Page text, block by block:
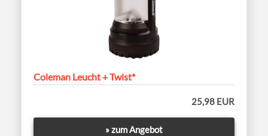
Coleman Leucht + Twist*
25,98 EUR
» zum Angebot